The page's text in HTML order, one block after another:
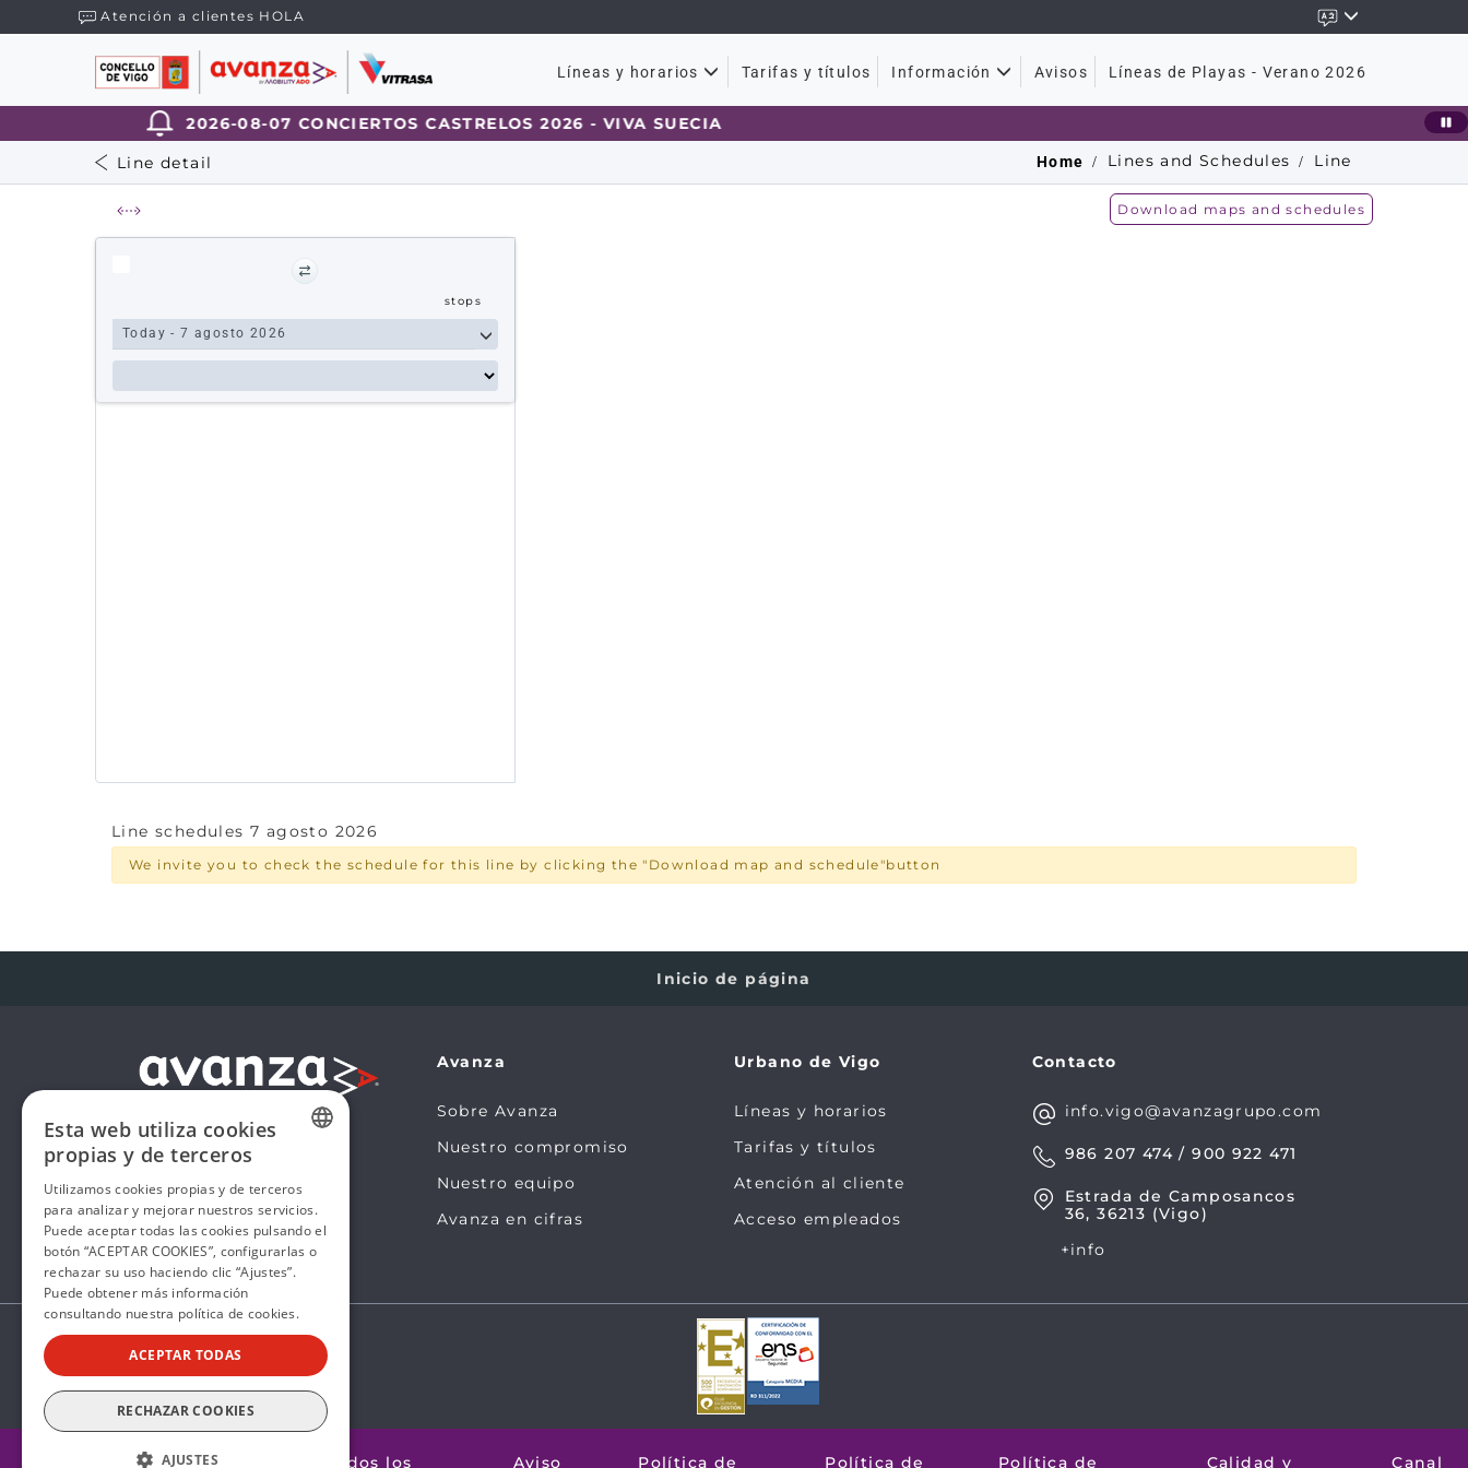
Atención a clientes HOLA
Líneas y horarios Tarifas y títulos Información Avisos Líneas de Playas - Verano 2026
2026-08-07 CONCIERTOS CASTRELOS 2026 - VIVA SUECIA
Line detail Home Lines and Schedules Line
Download maps and schedules
stops
Line schedules 7 agosto 2026
We invite you to check the schedule for this line by clicking the "Download map and schedule"button
Inicio de página
Avanza
Sobre Avanza
Nuestro compromiso
Nuestro equipo
Avanza en cifras
Urbano de Vigo
Líneas y horarios
Tarifas y títulos
Atención al cliente
Acceso empleados
Contacto
info.vigo@avanzagrupo.com
986 207 474 / 900 922 471
Estrada de Camposancos
36, 36213 (Vigo)
+info
@2026 Avanza by Mobility ADO. Todos los Aviso Política de Política de Política de Calidad y Canal
SPANISH
Esta web utiliza cookies
propias y de terceros
Utilizamos cookies propias y de terceros
para analizar y mejorar nuestros servicios.
Puede aceptar todas las cookies pulsando el
botón “ACEPTAR COOKIES”, configurarlas o
rechazar su uso haciendo clic “Ajustes”.
Puede obtener más información
consultando nuestra política de cookies.
ACEPTAR TODAS
RECHAZAR COOKIES
AJUSTES